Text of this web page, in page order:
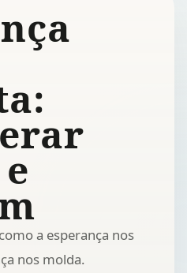
a esperança nos
nos molda.